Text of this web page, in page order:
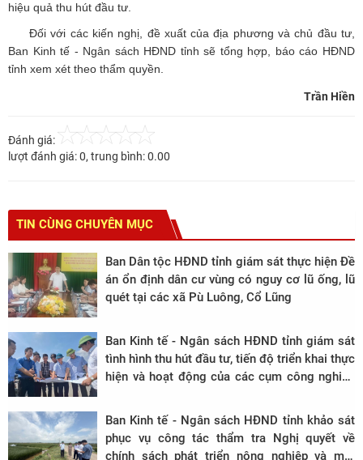
hiệu quả thu hút đầu tư.
Đối với các kiến nghị, đề xuất của địa phương và chủ đầu tư,
Ban Kinh tế - Ngân sách HĐND tỉnh sẽ tổng hợp, báo cáo HĐND
tỉnh xem xét theo thẩm quyền.
Trần Hiền
Đánh giá:
lượt đánh giá:0, trung bình:0.00
TIN CÙNG CHUYÊN MỤC
Ban Dân tộc HĐND tỉnh giám sát thực hiện Đề
án ổn định dân cư vùng có nguy cơ lũ ống, lũ
quét tại các xã Pù Luông, Cổ Lũng
Ban Kinh tế - Ngân sách HĐND tỉnh giám sát
tình hình thu hút đầu tư, tiến độ triển khai thực
hiện và hoạt động của các cụm công nghiệp
Trung Chính
Ban Kinh tế - Ngân sách HĐND tỉnh khảo sát
phục vụ công tác thẩm tra Nghị quyết về
chính sách phát triển nông nghiệp và môi